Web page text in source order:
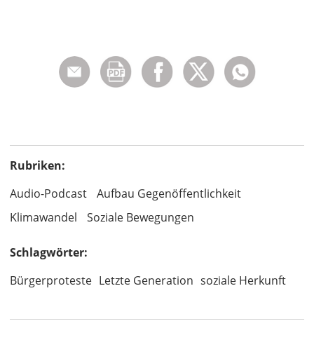
Rubriken:
Audio-Podcast
Aufbau Gegenöffentlichkeit
Klimawandel
Soziale Bewegungen
Schlagwörter:
Bürgerproteste Letzte Generation soziale Herkunft